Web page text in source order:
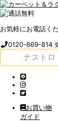
お気軽にお電話く
0120-669-814
お買い物
ガイド